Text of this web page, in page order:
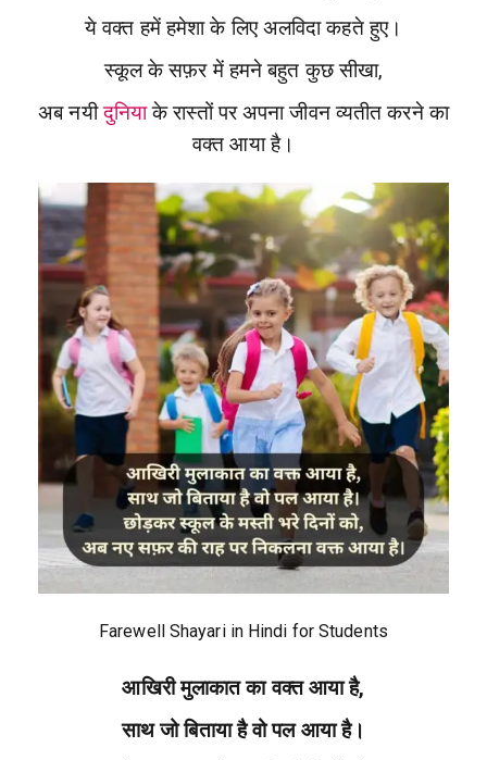
ये वक्त हमें हमेशा के लिए अलविदा कहते हुए।
स्कूल के सफ़र में हमने बहुत कुछ सीखा,
अब नयीदुनियाके रास्तों पर अपना जीवन व्यतीत करने का
वक्त आया है।
Farewell Shayari in Hindi for Students
आखिरी मुलाकात का वक्त आया है,
साथ जो बिताया है वो पल आया है।